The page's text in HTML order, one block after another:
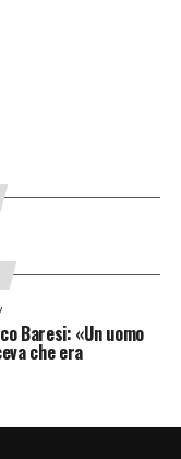
Baresi: «Un uomo
che era